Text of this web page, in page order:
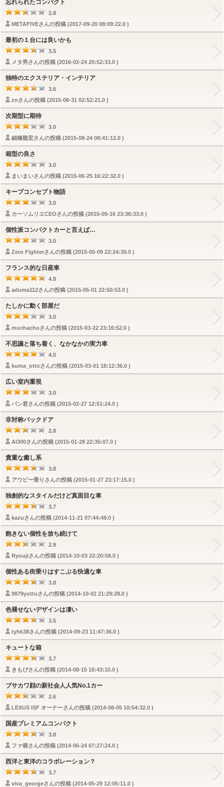
忘れられたコンパクト
2.8
METAFIVEさんの投稿 (2017-09-20 08:09:22.0 )
最初の１台には良いかも
3.5
メタ男さんの投稿 (2016-02-24 20:52:33.0 )
独特のエクステリア・インテリア
3.6
znさんの投稿 (2015-08-31 02:52:21.0 )
次期型に期待
3.0
細橋龍宏さんの投稿 (2015-08-24 08:41:12.0 )
箱型の良さ
3.0
まいまいさんの投稿 (2015-06-25 16:22:32.0 )
キープコンセプト物語
3.0
カーソムリエCEOさんの投稿 (2015-05-16 23:36:33.0 )
個性派コンパクトカーと言えば…
3.0
Zero Fighterさんの投稿 (2015-05-09 22:24:30.0 )
フランス的な日産車
4.8
aduma112さんの投稿 (2015-05-01 22:50:53.0 )
たしかに動く部屋だ
3.0
muchachoさんの投稿 (2015-03-22 23:16:52.0 )
不思議と落ち着く、なかなかの実力車
4.0
kuma_ottoさんの投稿 (2015-03-01 18:12:36.0 )
広い室内重視
3.0
パン君さんの投稿 (2015-02-27 12:51:24.0 )
非対称バックドア
2.8
AI300さんの投稿 (2015-01-28 22:35:07.0 )
貴重な癒し系
3.8
アウピー乗りさんの投稿 (2015-01-27 23:17:15.0 )
独創的なスタイルだけど真面目な車
3.7
kazuさんの投稿 (2014-11-21 07:44:49.0 )
飽きない個性を放ち続けて
2.9
Ryoujiさんの投稿 (2014-10-03 22:20:58.0 )
個性ある街乗りはすこぶる快適な車
3.8
9879yottuさんの投稿 (2014-10-02 21:29:28.0 )
色褪せないデザインは凄い
3.5
tyhk38さんの投稿 (2014-09-23 11:47:36.0 )
キュートな箱
3.7
きもぴさんの投稿 (2014-08-15 16:43:10.0 )
ブサカワ顔の新社会人人気No.1カー
2.6
LEXUS ISF オーナーさんの投稿 (2014-08-05 10:54:32.0 )
国産プレミアムコンパクト
3.8
ファ爺さんの投稿 (2014-06-24 07:27:24.0 )
西洋と東洋のコラボレーション？
3.7
viva_georgeさんの投稿 (2014-05-29 12:05:11.0 )